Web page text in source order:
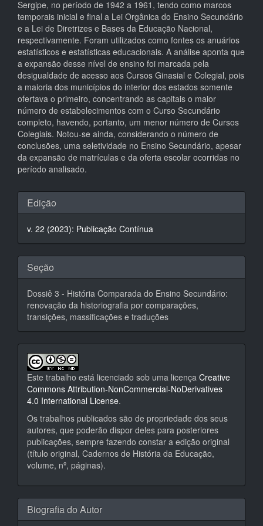
Sergipe, no período de 1942 a 1961, tendo como marcos
temporais inicial e final a Lei Orgânica do Ensino Secundário
e a Lei de Diretrizes e Bases da Educação Nacional,
respectivamente. Foram utilizados como fontes os anuários
estatísticos e estatísticas educacionais. A análise aponta que
a expansão desse nível de ensino foi marcada pela
desigualdade de acesso aos Cursos Ginasial e Colegial, pois
a maioria dos municípios do interior dos estados somente
ofertava o primeiro, concentrando as capitais o maior
número de estabelecimentos com o Curso Secundário
completo, havendo, portanto, um menor número de Cursos
Colegiais. Notou-se ainda, considerando o número de
conclusões, uma seletividade no Ensino Secundário, apesar
da expansão de matrículas e da oferta escolar ocorridas no
período analisado.
Detalhes
do
artigo
Edição
v. 22 (2023): Publicação Contínua
Seção
Dossiê 3 - História Comparada do Ensino Secundário:
renovação da historiografia por comparações,
transições, massificações e traduções
Este trabalho está licenciado sob uma licença Creative
Commons Attribution-NonCommercial-NoDerivatives
4.0 International License.
Os trabalhos publicados são de propriedade dos seus
autores, que poderão dispor deles para posteriores
publicações, sempre fazendo constar a edição original
(título original, Cadernos de História da Educação,
volume, nº, páginas).
Biografia do Autor